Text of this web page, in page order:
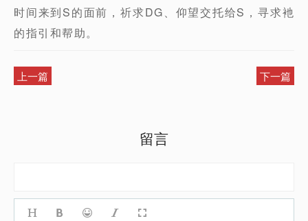
时间来到S的面前，祈求DG、仰望交托给S，寻求衪
的指引和帮助。
上一篇 下一篇
留言